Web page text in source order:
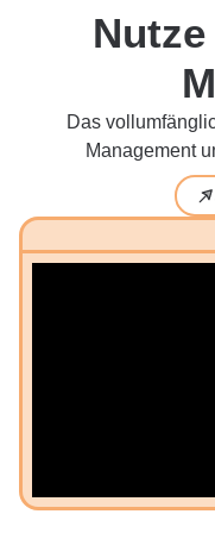
Das
Management